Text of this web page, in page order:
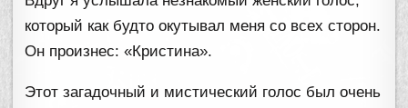
который как будто окутывал меня со всех сторон.
Он произнес: «Кристина».
Этот загадочный и мистический голос был очень